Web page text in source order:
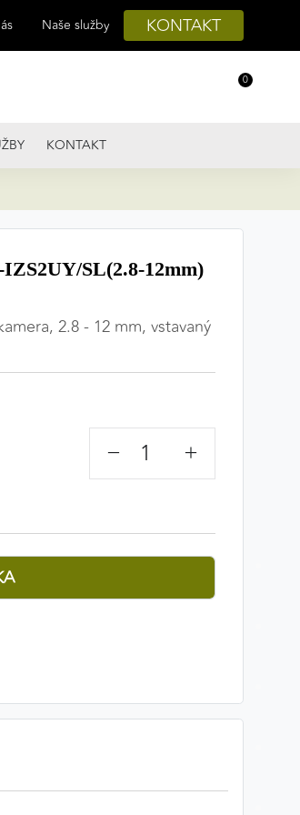
Naše služby KONTAKT
0
KONTAKT
SL(2.8-12mm)
2.8 - 12 mm, vstavaný
− +